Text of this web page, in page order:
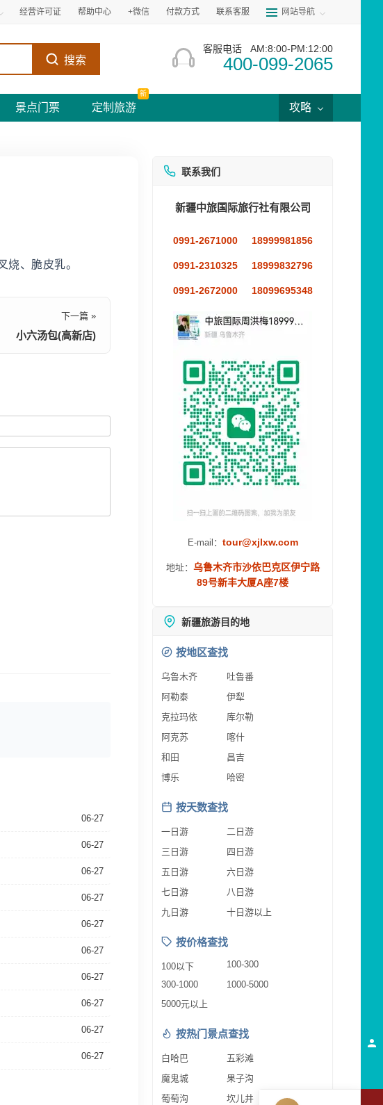
经营许可证 帮助中心 +微信 付款方式 联系客服 网站导航
搜索
客服电话 AM:8:00-PM:12:00
400-099-2065
景点门票 定制旅游
新
攻略
、脆皮乳。
下一篇 »
小六汤包(高新店)
06-27
06-27
06-27
06-27
06-27
06-27
06-27
06-27
06-27
06-27
联系我们
新疆中旅国际旅行社有限公司
0991-2671000 18999981856
0991-2310325 18999832796
0991-2672000 18099695348
E-mail： tour@xjlxw.com
地址： 乌鲁木齐市沙依巴克区伊宁路
89号新丰大厦A座7楼
新疆旅游目的地
按地区查找
乌鲁木齐
吐鲁番
阿勒泰
伊犁
克拉玛依
库尔勒
阿克苏
喀什
和田
昌吉
博乐
哈密
按天数查找
一日游
二日游
三日游
四日游
五日游
六日游
七日游
八日游
九日游
十日游以上
按价格查找
100以下
100-300
300-1000
1000-5000
5000元以上
按热门景点查找
白哈巴
五彩滩
魔鬼城
果子沟
葡萄沟
坎儿井